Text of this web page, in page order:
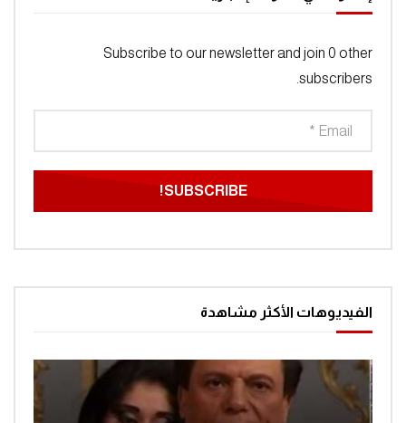
Subscribe to our newsletter and join 0 other
subscribers.
الفيديوهات الأكثر مشاهدة